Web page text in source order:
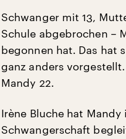
Schwanger mit 13,
Schule abgebrochen –
begonnen hat. Das hat
ganz anders
Mandy 22.
Irène Bluche hat
Schwangerschaft